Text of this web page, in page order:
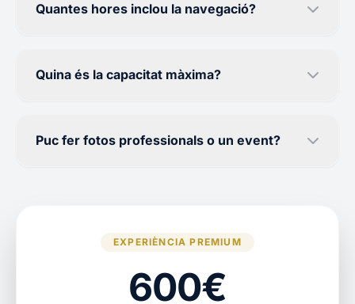
Quantes hores inclou la navegació?
Quina és la capacitat màxima?
Puc fer fotos professionals o un event?
EXPERIÈNCIA PREMIUM
600€